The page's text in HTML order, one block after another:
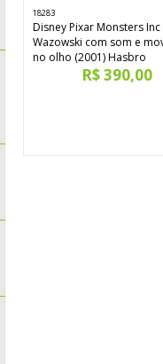
18283
Disney Pixar Monsters Inc
Wazowski com som e
no olho (2001) Hasbro
R$ 390,00